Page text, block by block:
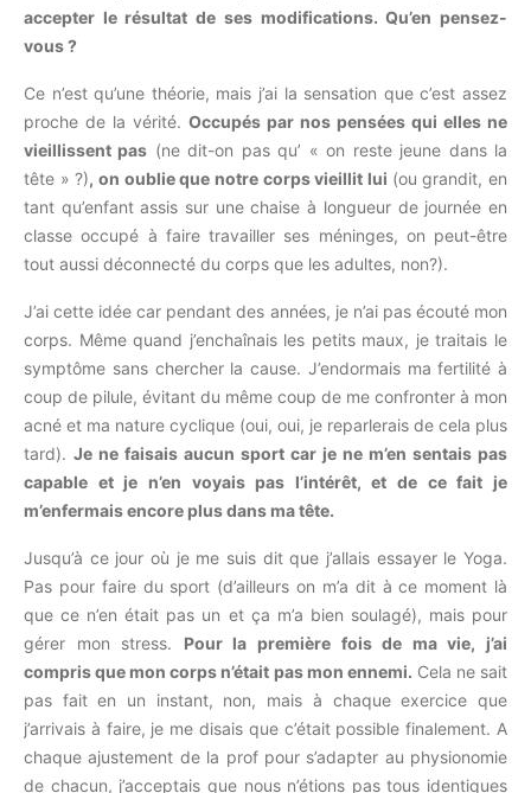
accepter le résultat de ses modifications. Qu’en pensez-
vous ?
Ce n’est qu’une théorie, mais j’ai la sensation que c’est assez
proche de la vérité. Occupés par nos pensées qui elles ne
vieillissent pas (ne dit-on pas qu’ « on reste jeune dans la
tête » ?), on oublie que notre corps vieillit lui (ou grandit, en
tant qu’enfant assis sur une chaise à longueur de journée en
classe occupé à faire travailler ses méninges, on peut-être
tout aussi déconnecté du corps que les adultes, non?).
J’ai cette idée car pendant des années, je n’ai pas écouté mon
corps. Même quand j’enchaînais les petits maux, je traitais le
symptôme sans chercher la cause. J’endormais ma fertilité à
coup de pilule, évitant du même coup de me confronter à mon
acné et ma nature cyclique (oui, oui, je reparlerais de cela plus
tard). Je ne faisais aucun sport car je ne m’en sentais pas
capable et je n’en voyais pas l’intérêt, et de ce fait je
m’enfermais encore plus dans ma tête.
Jusqu’à ce jour où je me suis dit que j’allais essayer le Yoga.
Pas pour faire du sport (d’ailleurs on m’a dit à ce moment là
que ce n’en était pas un et ça m’a bien soulagé), mais pour
gérer mon stress. Pour la première fois de ma vie, j’ai
compris que mon corps n’était pas mon ennemi. Cela ne sait
pas fait en un instant, non, mais à chaque exercice que
j’arrivais à faire, je me disais que c’était possible finalement. A
chaque ajustement de la prof pour s’adapter au physionomie
de chacun, j’acceptais que nous n’étions pas tous identiques